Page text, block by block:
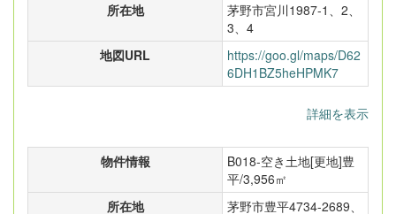
所在地
茅野市宮川1987-1、2、
3、4
地図URL
https://goo.gl/maps/D62
6DH1BZ5heHPMK7
詳細を表示
物件情報
B018-空き土地[更地]豊
平/3,956㎡
所在地
茅野市豊平4734-2689、